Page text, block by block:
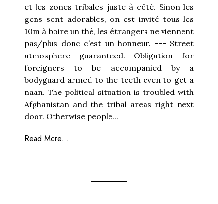
et les zones tribales juste à côté. Sinon les
gens sont adorables, on est invité tous les
10m à boire un thé, les étrangers ne viennent
pas/plus donc c’est un honneur. --- Street
atmosphere guaranteed. Obligation for
foreigners to be accompanied by a
bodyguard armed to the teeth even to get a
naan. The political situation is troubled with
Afghanistan and the tribal areas right next
door. Otherwise people...
Read More...